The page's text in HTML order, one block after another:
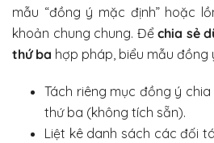
mẫu “đồng ý mặc định” hoặc
khoản chung chung. Đểchia sẻ
thứ ba hợp pháp, biểu mẫu đồng
Tách riêng mục đồng ý chia
thứ ba (không tích sẵn).
Liệt kê danh sách các đối